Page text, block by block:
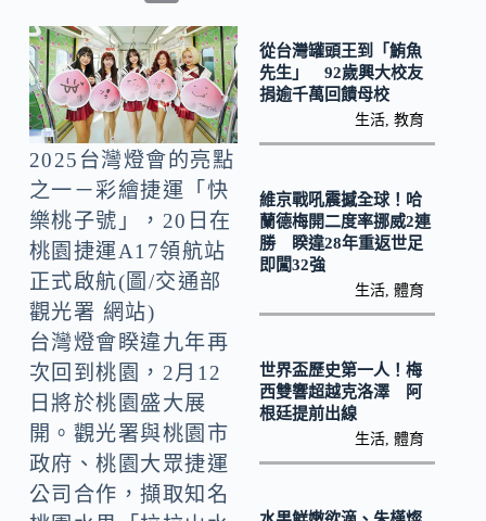
b
o
o
k
o
p
y
Li
n
k
2025台灣燈會的亮點
之一－彩繪捷運「快
樂桃子號」，20日在
桃園捷運A17領航站
正式啟航(圖/交通部
觀光署 網站)
台灣燈會睽違九年再
次回到桃園，2月12
日將於桃園盛大展
開。觀光署與桃園市
政府、桃園大眾捷運
公司合作，擷取知名
從台灣罐頭王到「鮪魚
先生」 92歲興大校友
捐逾千萬回饋母校
生活 ,教育
維京戰吼震撼全球！哈
蘭德梅開二度率挪威2連
勝 睽違28年重返世足
即闖32強
生活 ,體育
世界盃歷史第一人！梅
西雙響超越克洛澤 阿
根廷提前出線
生活 ,體育